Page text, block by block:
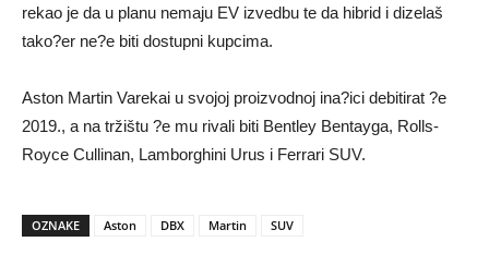
rekao je da u planu nemaju EV izvedbu te da hibrid i dizelaš
tako?er ne?e biti dostupni kupcima.
Aston Martin Varekai u svojoj proizvodnoj ina?ici debitirat ?e
2019., a na tržištu ?e mu rivali biti Bentley Bentayga, Rolls-
Royce Cullinan, Lamborghini Urus i Ferrari SUV.
OZNAKE Aston DBX Martin SUV